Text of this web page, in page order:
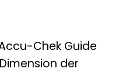
Chek Guide
der